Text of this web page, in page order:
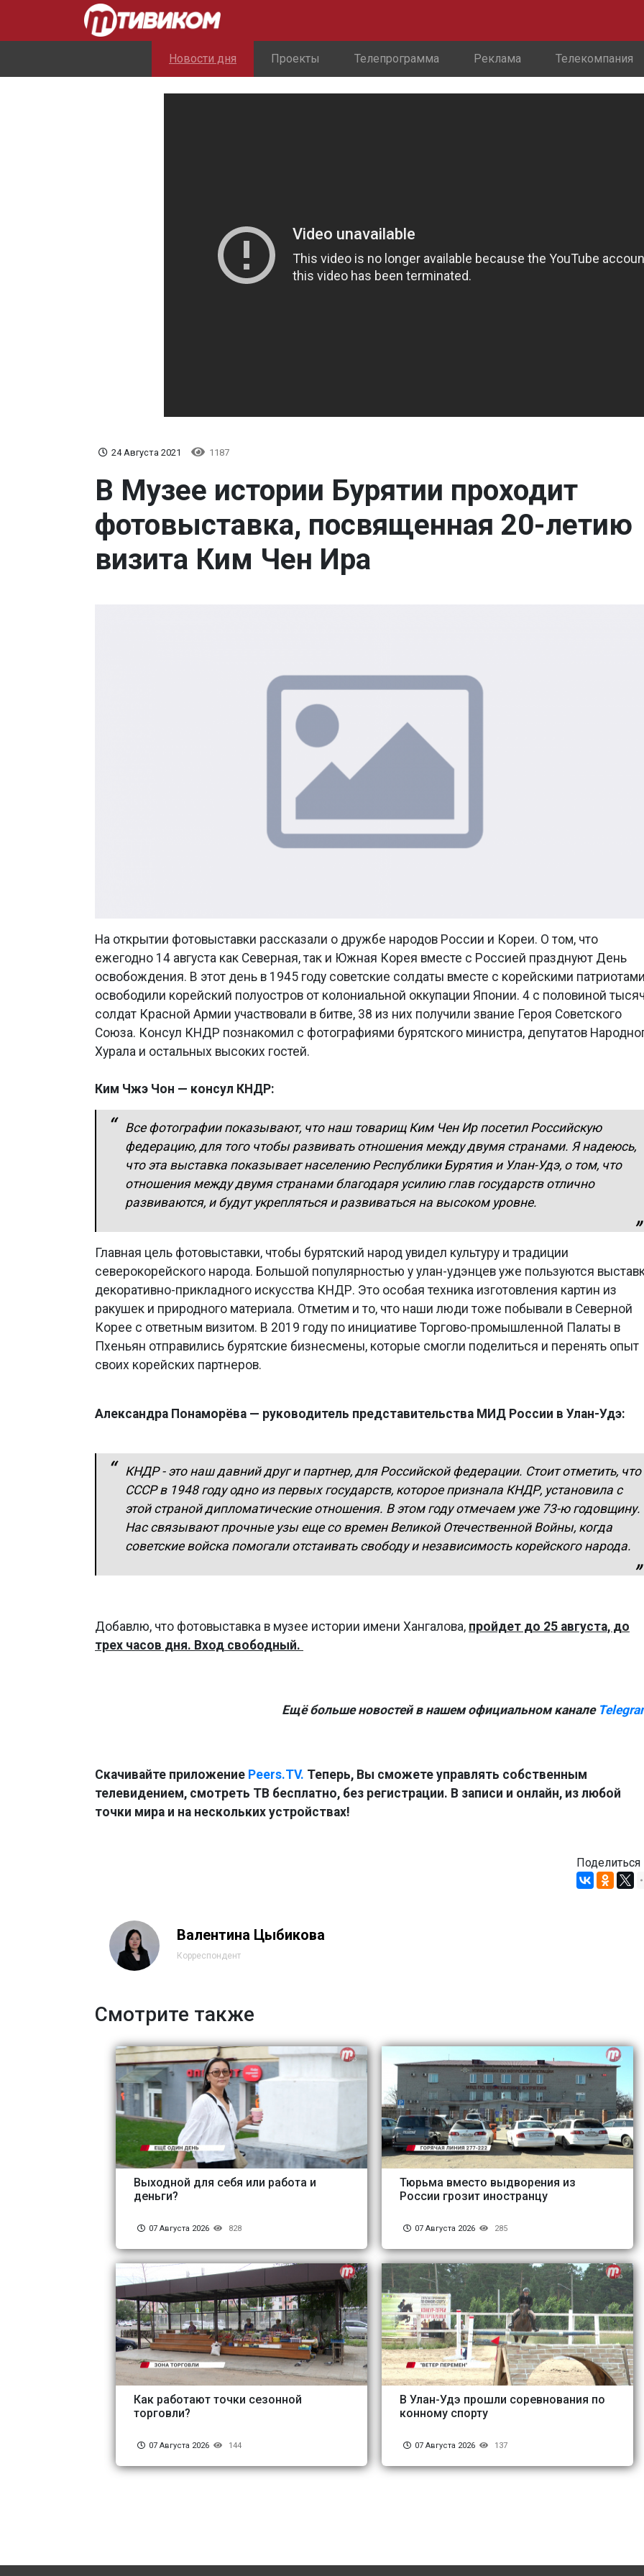
Новости дня Проекты Телепрограмма Реклама Телекомпания
24 Августа 2021 1187
В Музее истории Бурятии проходит
фотовыставка, посвященная 20-летию
визита Ким Чен Ира
На открытии фотовыставки рассказали о дружбе народов России и Кореи. О том, что
ежегодно 14 августа как Северная, так и Южная Корея вместе с Россией празднуют День
освобождения. В этот день в 1945 году советские солдаты вместе с корейскими
освободили корейский полуостров от колониальной оккупации Японии. 4 с половиной
солдат Красной Армии участвовали в битве, 38 из них получили звание Героя Советского
Союза. Консул КНДР познакомил с фотографиями бурятского министра, депутатов
Хурала и остальных высоких гостей.
Ким Чжэ Чон — консул КНДР:
Все фотографии показывают, что наш товарищ Ким Чен Ир посетил Российскую
федерацию, для того чтобы развивать отношения между двумя странами. Я надеюсь,
что эта выставка показывает населению Республики Бурятия и Улан-Удэ, о том, что
отношения между двумя странами благодаря усилию глав государств отлично
развиваются, и будут укрепляться и развиваться на высоком уровне.
Главная цель фотовыставки, чтобы бурятский народ увидел культуру и традиции
северокорейского народа. Большой популярностью у улан-удэнцев уже пользуются
декоративно-прикладного искусства КНДР. Это особая техника изготовления картин из
ракушек и природного материала. Отметим и то, что наши люди тоже побывали в Северной
Корее с ответным визитом. В 2019 году по инициативе Торгово-промышленной Палаты в
Пхеньян отправились бурятские бизнесмены, которые смогли поделиться и перенять опыт
своих корейских партнеров.
Александра Понаморёва — руководитель представительства МИД России в Улан-Удэ:
КНДР - это наш давний друг и партнер, для Российской федерации. Стоит отметить, что
СССР в 1948 году одно из первых государств, которое признала КНДР, установила с
этой страной дипломатические отношения. В этом году отмечаем уже 73-ю годовщину.
Нас связывают прочные узы еще со времен Великой Отечественной Войны, когда
советские войска помогали отстаивать свободу и независимость корейского народа.
Добавлю, что фотовыставка в музее истории имени Хангалова, пройдет до 25 августа, до
трех часов дня. Вход свободный.
Ещё больше новостей в нашем официальном канале
Скачивайте приложение Peers.TV. Теперь, Вы сможете управлять собственным
телевидением, смотреть ТВ бесплатно, без регистрации. В записи и онлайн, из любой
точки мира и на нескольких устройствах!
Поделиться
Валентина Цыбикова
Корреспондент
Смотрите также
Выходной для себя или работа и
деньги?
07 Августа 2026 828
Тюрьма вместо выдворения из
России грозит иностранцу
07 Августа 2026 285
Как работают точки сезонной
торговли?
07 Августа 2026 144
В Улан-Удэ прошли соревнования по
конному спорту
07 Августа 2026 137